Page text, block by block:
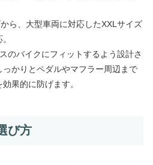
ら、大型車両に対応したXXLサイズ
のバイクにフィットするよう設計さ
かりとペダルやマフラー周辺まで
果的に防げます。
び方